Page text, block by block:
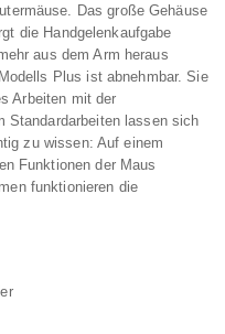
Das große Gehäuse
die Handgelenkaufgabe
aus dem Arm heraus
Plus ist abnehmbar. Sie
Arbeiten mit der
Standardarbeiten lassen sich
zu wissen: Auf einem
Funktionen der Maus
funktionieren die